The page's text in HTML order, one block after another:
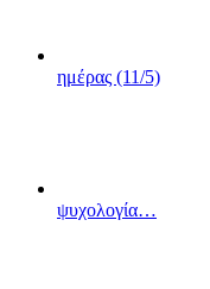
ημέρας (11/5)
ψυχολογία…